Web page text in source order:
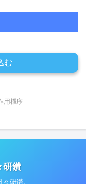
む
用機序
研鑽
々研鑽.